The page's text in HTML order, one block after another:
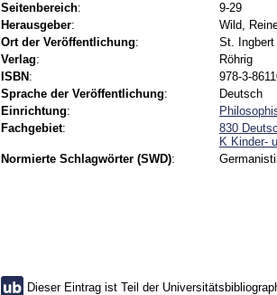
Seitenbereich:
9-29
Herausgeber:
Wild,
Ort der Veröffentlichung:
St. Ingbert
Verlag:
Röhrig
ISBN :
978-3-
Sprache der Veröffentlichung:
Deutsch
Einrichtung:
Fachgebiet:
830
K Kinder-
Normierte Schlagwörter (SWD):
Dieser Eintrag ist Teil der